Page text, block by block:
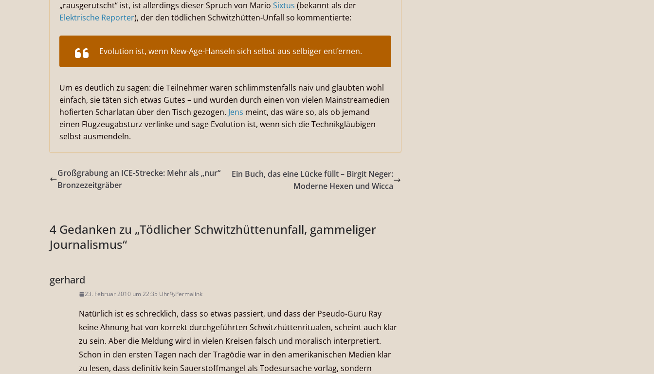
„rausgerutscht“ ist, ist allerdings dieser Spruch von Mario Sixtus (bekannt als der
Elektrische Reporter), der den tödlichen Schwitzhütten-Unfall so kommentierte:
Evolution ist, wenn New-Age-Hanseln sich selbst aus selbiger entfernen.
Um es deutlich zu sagen: die Teilnehmer waren schlimmstenfalls naiv und glaubten wohl
einfach, sie täten sich etwas Gutes – und wurden durch einen von vielen Mainstreamedien
hofierten Scharlatan über den Tisch gezogen. Jens meint, das wäre so, als ob jemand
einen Flugzeugabsturz verlinke und sage Evolution ist, wenn sich die Technikgläubigen
selbst ausmendeln.
Großgrabung an ICE-Strecke: Mehr als „nur“
Bronzezeitgräber
Ein Buch, das eine Lücke füllt – Birgit Neger:
Moderne Hexen und Wicca
4 Gedanken zu „Tödlicher Schwitzhüttenunfall, gammeliger
Journalismus“
gerhard
23. Februar 2010 um 22:35 Uhr Permalink
Natürlich ist es schrecklich, dass so etwas passiert, und dass der Pseudo-Guru Ray
keine Ahnung hat von korrekt durchgeführten Schwitzhüttenritualen, scheint auch klar
zu sein. Aber die Meldung wird in vielen Kreisen falsch und moralisch interpretiert.
Schon in den ersten Tagen nach der Tragödie war in den amerikanischen Medien klar
zu lesen, dass definitiv kein Sauerstoffmangel als Todesursache vorlag, sondern